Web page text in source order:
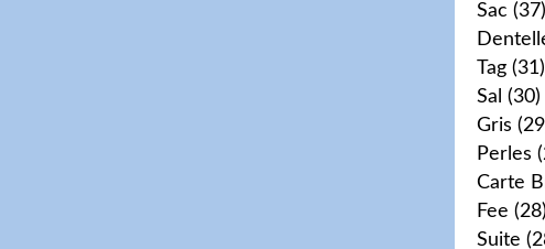
Sac (37)
Tag (31)
Sal (30)
Gris
Perles
Carte
Fee (28)
Suite